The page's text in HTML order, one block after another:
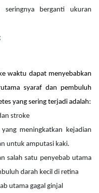
seringnya berganti ukuran
waktu dapat menyebabkan
syaraf dan pembuluh
yang sering terjadi adalah:
stroke
meningkatkan kejadian
untuk amputasi kaki.
salah satu penyebab utama
darah kecil di retina
utama gagal ginjal